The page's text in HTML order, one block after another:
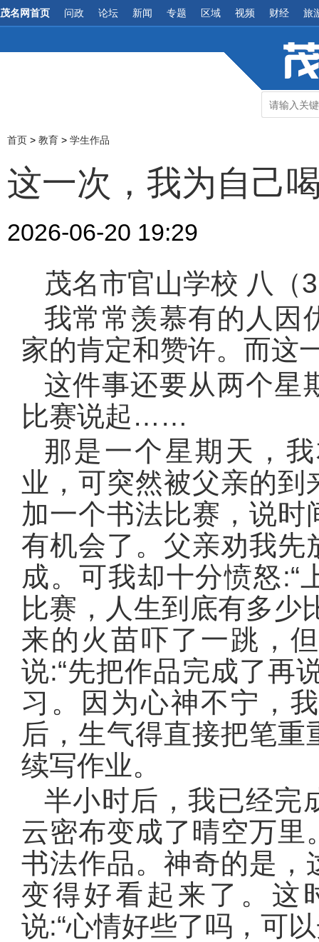
茂名网首页 问政 论坛 新闻 专题 区域 视频 财经 旅
首页 > 教育 > 学生作品
这一次，我为自己
2026-06-20 19:29
茂名市官山学校 八（
我常常羡慕有的人因
家的肯定和赞许。而这
这件事还要从两个星
比赛说起……
那是一个星期天，
业，可突然被父亲的
加一个书法比赛，说
有机会了。父亲劝我先
成。可我却十分愤怒:“
比赛，人生到底有多少
来的火苗吓了一跳，
说:“先把作品完成了再
习。因为心神不宁，
后，生气得直接把笔
续写作业。
半小时后，我已经完
云密布变成了晴空万
书法作品。神奇的是，
变得好看起来了。这
说:“心情好些了吗，可